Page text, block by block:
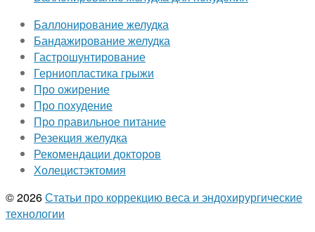
Баллонирование желудка
Бандажирование желудка
Гастрошунтирование
Герниопластика грыжи
Про ожирение
Про похудение
Про правильное питание
Резекция желудка
Рекомендации докторов
Холецистэктомия
© 2026Статьи про коррекцию веса и эндохирургические
технологии